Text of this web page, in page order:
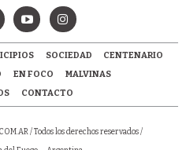
SOCIEDAD
CENTENARIO
EN FOCO
MALVINAS
CONTACTO
/ Todos los derechos reservados /